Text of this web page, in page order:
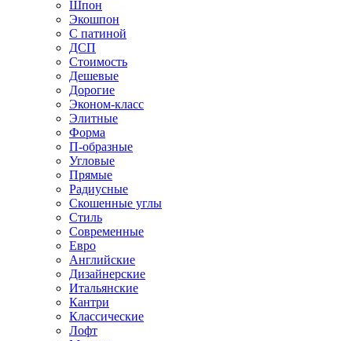
Шпон
Экошпон
С патиной
ДСП
Стоимость
Дешевые
Дорогие
Эконом-класс
Элитные
Форма
П-образные
Угловые
Прямые
Радиусные
Скошенные углы
Стиль
Современные
Евро
Английские
Дизайнерские
Итальянские
Кантри
Классические
Лофт